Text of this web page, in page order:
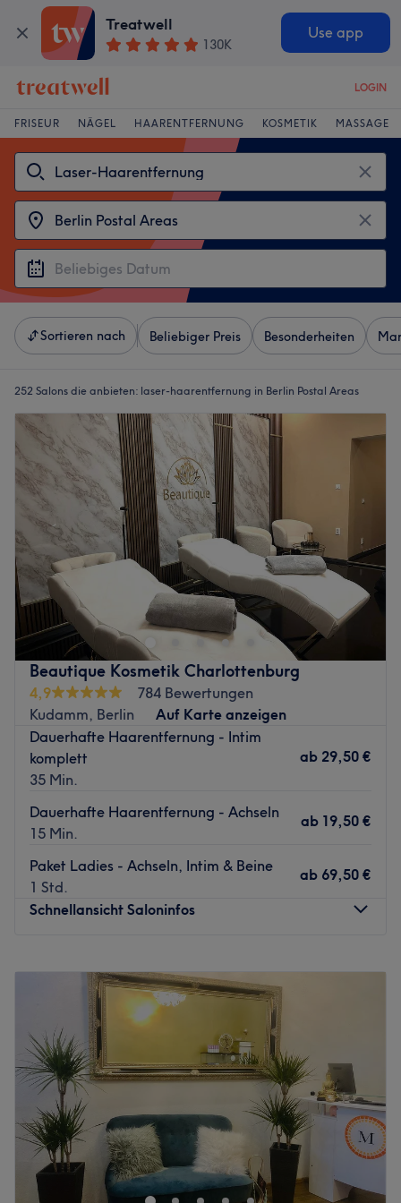
Treatwell
130K
Use app
LOGIN
FRISEUR NÄGEL HAARENTFERNUNG KOSMETIK MASSAGE
Sortieren nach Beliebiger Preis Besonderheiten
252 Salons die anbieten: laser-haarentfernung in Berlin Postal Areas
Beautique Kosmetik Charlottenburg
4,9
784 Bewertungen
Kudamm, Berlin
Auf Karte anzeigen
Dauerhafte Haarentfernung - Intim
komplett
35 Min.
ab 29,50 €
Dauerhafte Haarentfernung - Achseln
15 Min.
ab 19,50 €
Paket Ladies - Achseln, Intim & Beine
1 Std.
ab 69,50 €
Schnellansicht Saloninfos
Dienstag
Mittwoch
09:00
Donnerstag
09:00
Freitag
09:00
Samstag
10:00–20:00
Sonntag
Geschlossen
Im Kosmetikstudio Beautique Kosmetik Charlottenburg im
gleichnamigen Berliner Viertel kannst du dich und deine
Haut von Expertinnen mit hochwertigen Behandlungen
verwöhnen und verschönern lassen. Hier bekommst du